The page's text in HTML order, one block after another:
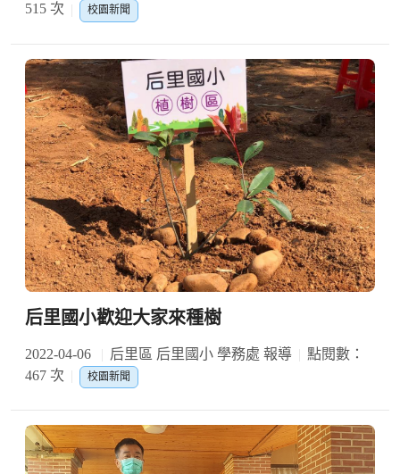
515 次
校園新聞
后里國小歡迎大家來種樹
2022-04-06 后里區 后里國小 學務處 報導
點閱數：
467 次
校園新聞